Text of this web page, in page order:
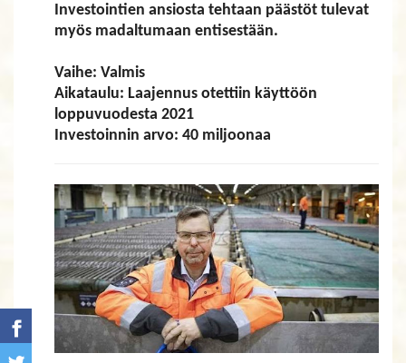
Investointien ansiosta tehtaan päästöt tulevat
myös madaltumaan entisestään.
Vaihe: Valmis
Aikataulu: Laajennus otettiin käyttöön
loppuvuodesta 2021
Investoinnin arvo: 40 miljoonaa